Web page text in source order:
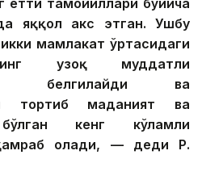
етти тамойиллари бўйича
яққол акс этган. Ушбу
мамлакат ўртасидаги
узоқ муддатли
белгилайди ва
тортиб маданият ва
кенг кўламли
олади, — деди Р.